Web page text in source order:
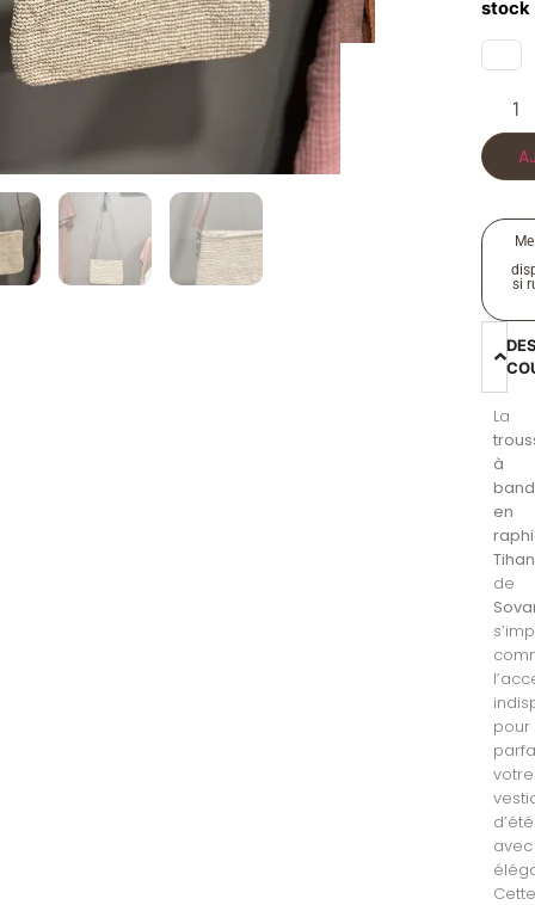
stock
si
La
à
en
de
pour
votre
d’été
avec